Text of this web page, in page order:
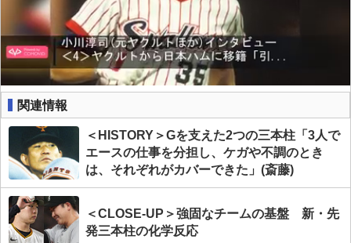
関連情報
＜HISTORY＞Gを支えた2つの三本柱「3人で
エースの仕事を分担し、ケガや不調のとき
は、それぞれがカバーできた」(斎藤)
＜CLOSE-UP＞強固なチームの基盤 新・先
発三本柱の化学反応